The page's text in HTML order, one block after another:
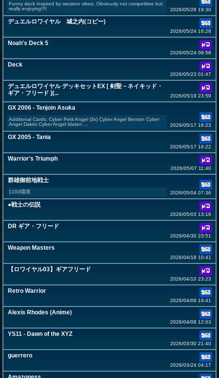
Funny deck inspired by western vibes. Obviously not competitive but
really enjoying!!!!
2026/05/28 19:30
デュエルロワイヤル 城之内(コピー)
2026/05/24 16:28
Noah's Deck 5
2026/05/24 09:58
Deck
2026/05/23 01:47
デュエルロワイヤル デッキセットEX [ 剣聖－ネイキッド・
ギア・フリード ](...
2026/05/19 23:59
GX 2006 - Tenjoin Asuka
Additional Cards: Cyber Petit Angel (3x) Cyber Angel Benten Cyber
Angel Dakini Cyber Angel Idaten ...
2026/05/17 16:23
GX 2005 - Tania
2026/05/17 16:22
Warrior's Triumph
2026/05/07 11:40
群雄御前地戦士
1103環境 2026/05/04 07:36
●戦士の伝説
2026/05/03 13:16
DR ギア・フリード
2026/04/30 23:51
Weapon Masters
2026/04/18 10:41
【ロワイヤル03】ギアフリード
2026/04/10 23:23
Retro Warrior
2026/04/09 19:41
Alexis Rhodes (Anime)
2026/04/08 12:03
YS11 - Dawn of the XYZ
2026/03/30 21:40
guerrero
2026/03/24 04:17